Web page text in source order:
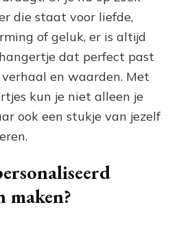
die staat voor liefde,
of geluk, er is altijd
dat perfect past
en waarden. Met
kun je niet alleen je
ook een stukje van jezelf
maken?